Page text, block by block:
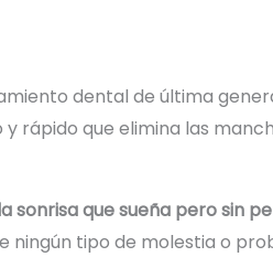
dental de última
que elimina las
sonrisa que sueña pero sin
ningún tipo de molestia o